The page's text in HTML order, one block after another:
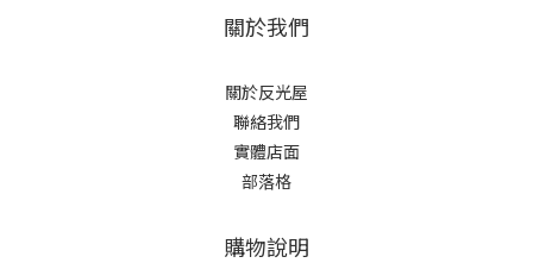
關於我們
關於反光屋
聯絡我們
實體店面
部落格
購物說明